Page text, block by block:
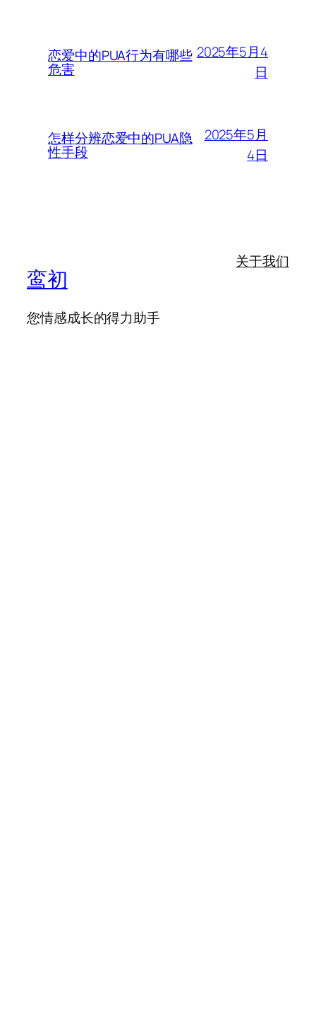
恋爱中的PUA行为有哪些
危害
2025年5月4
日
怎样分辨恋爱中的PUA隐
性手段
2025年5月
4日
鸾初
您情感成长的得力助手
关于我们